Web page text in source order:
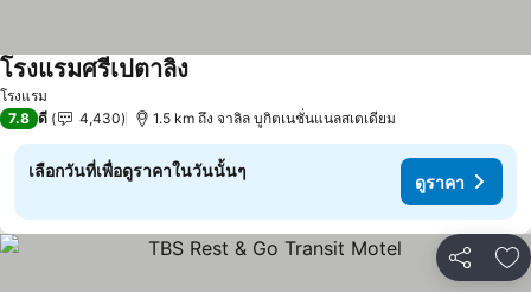
โรงแรม
โรงแรมศรีเปตาลิง
7.8 ดี 4,430 1.5 km ถึง จาลิล บูกิตเนชั่นแนลสเตเดียม
เลือกวันที่เพื่อดูราคาในวันนั้นๆ
ดูราคา
แชร์ เ